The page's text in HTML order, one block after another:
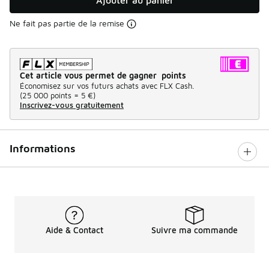
Ne fait pas partie de la remise
Cet article vous permet de gagner points
Économisez sur vos futurs achats avec FLX Cash.
(25 000 points = 5 €)
Inscrivez-vous gratuitement
Informations
Aide & Contact Suivre ma commande